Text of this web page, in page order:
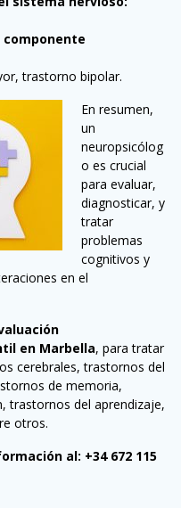
trastorno bipolar.
En resumen,
un
neuropsicólog
o es crucial
para evaluar,
diagnosticar, y
tratar
problemas
cognitivos y
en el
en Marbella, para tratar
cerebrales, trastornos del
de memoria,
trastornos del aprendizaje,
otros.
al: +34 672 115